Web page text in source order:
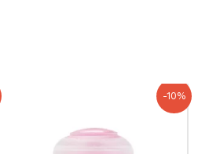
-10%
était : est :
3,24 €.